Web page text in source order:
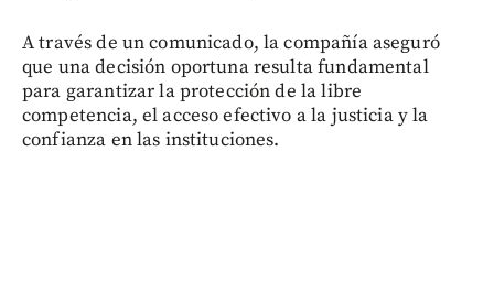
A través de un comunicado, la compañía aseguró
que una decisión oportuna resulta fundamental
para garantizar la protección de la libre
competencia, el acceso efectivo a la justicia y la
confianza en las instituciones.